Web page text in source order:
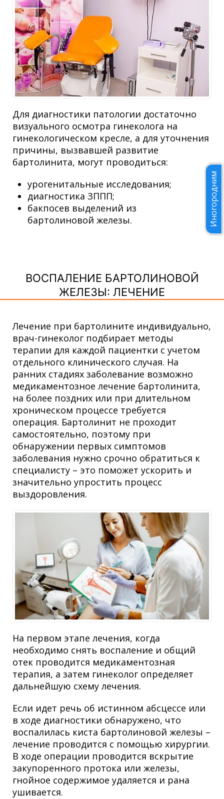
Для диагностики патологии достаточно
визуального осмотра гинеколога на
гинекологическом кресле, а для уточнения
причины, вызвавшей развитие
бартолинита, могут проводиться:
урогенитальные исследования;
диагностика ЗППП;
бакпосев выделений из
бартолиновой железы.
ВОСПАЛЕНИЕ БАРТОЛИНОВОЙ
ЖЕЛЕЗЫ: ЛЕЧЕНИЕ
Лечение при бартолините индивидуально,
врач-гинеколог подбирает методы
терапии для каждой пациентки с учетом
отдельного клинического случая. На
ранних стадиях заболевание возможно
медикаментозное лечение бартолинита,
на более поздних или при длительном
хроническом процессе требуется
операция. Бартолинит не проходит
самостоятельно, поэтому при
обнаружении первых симптомов
заболевания нужно срочно обратиться к
специалисту – это поможет ускорить и
значительно упростить процесс
выздоровления.
На первом этапе лечения, когда
необходимо снять воспаление и общий
отек проводится медикаментозная
терапия, а затем гинеколог определяет
дальнейшую схему лечения.
Если идет речь об истинном абсцессе или
в ходе диагностики обнаружено, что
воспалилась киста бартолиновой железы –
лечение проводится с помощью хирургии.
В ходе операции проводится вскрытие
закупоренного протока или железы,
гнойное содержимое удаляется и рана
ушивается.
Иногородним